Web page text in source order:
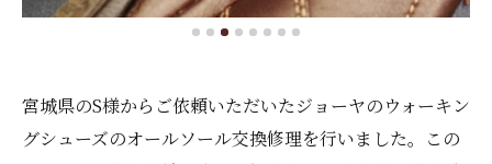
宮城県のS様からご依頼いただいたジョーヤのウォーキン
グシューズのオールソール交換修理を行いました。この